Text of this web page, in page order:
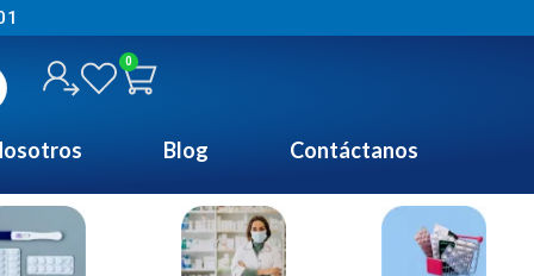
0
Blog Contáctanos